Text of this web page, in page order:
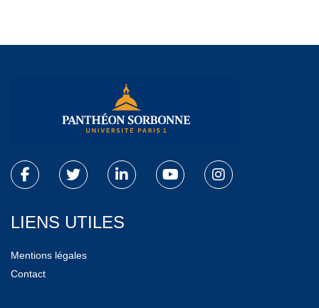
LIENS UTILES
Mentions légales
Contact